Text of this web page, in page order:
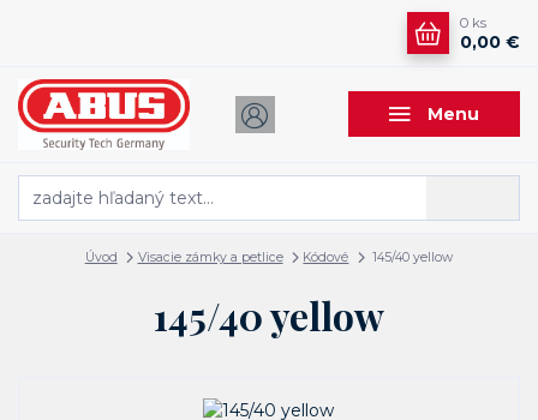
Menu
0 ks
0,00 €
Úvod Visacie zámky a petlice Kódové 145/40 yellow
145/40 yellow